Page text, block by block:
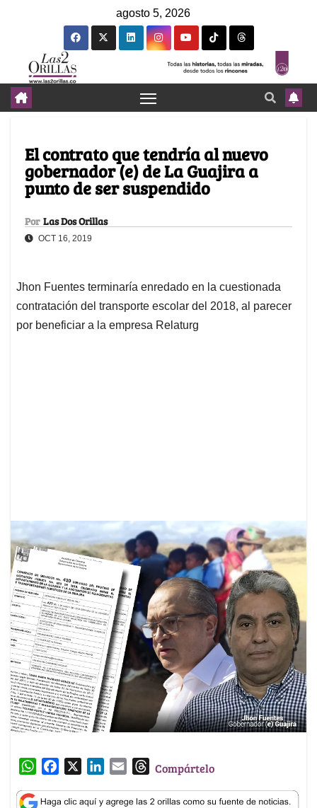
agosto 5, 2026
El contrato que tendría al nuevo
gobernador (e) de La Guajira a
punto de ser suspendido
Por Las Dos Orillas
OCT 16, 2019
Jhon Fuentes terminaría enredado en la cuestionada
contratación del transporte escolar del 2018, al parecer
por beneficiar a la empresa Relaturg
W
a
c
n
a
T
r
Compártelo